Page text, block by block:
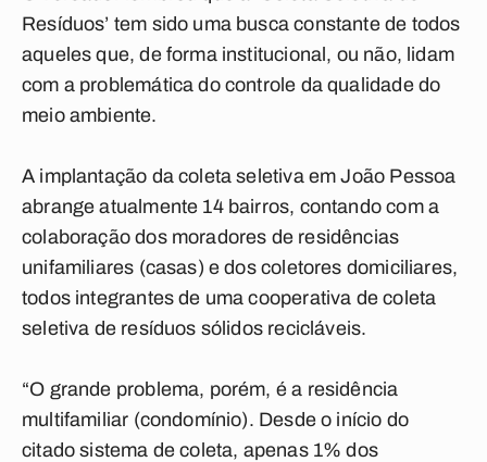
Resíduos’ tem sido uma busca constante de todos
aqueles que, de forma institucional, ou não, lidam
com a problemática do controle da qualidade do
meio ambiente.
A implantação da coleta seletiva em João Pessoa
abrange atualmente 14 bairros, contando com a
colaboração dos moradores de residências
unifamiliares (casas) e dos coletores domiciliares,
todos integrantes de uma cooperativa de coleta
seletiva de resíduos sólidos recicláveis.
“O grande problema, porém, é a residência
multifamiliar (condomínio). Desde o início do
citado sistema de coleta, apenas 1% dos